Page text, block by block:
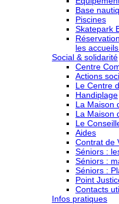
Base
Piscines
Skatepark
les
Social & solidarité
Centre
Actions
Le Centre
Handiplage
La Maison
La Maison
Le
Aides
Contrat de
Séniors :
Séniors :
Séniors :
Point
Contacts
Infos pratiques